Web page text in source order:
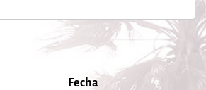
Fecha